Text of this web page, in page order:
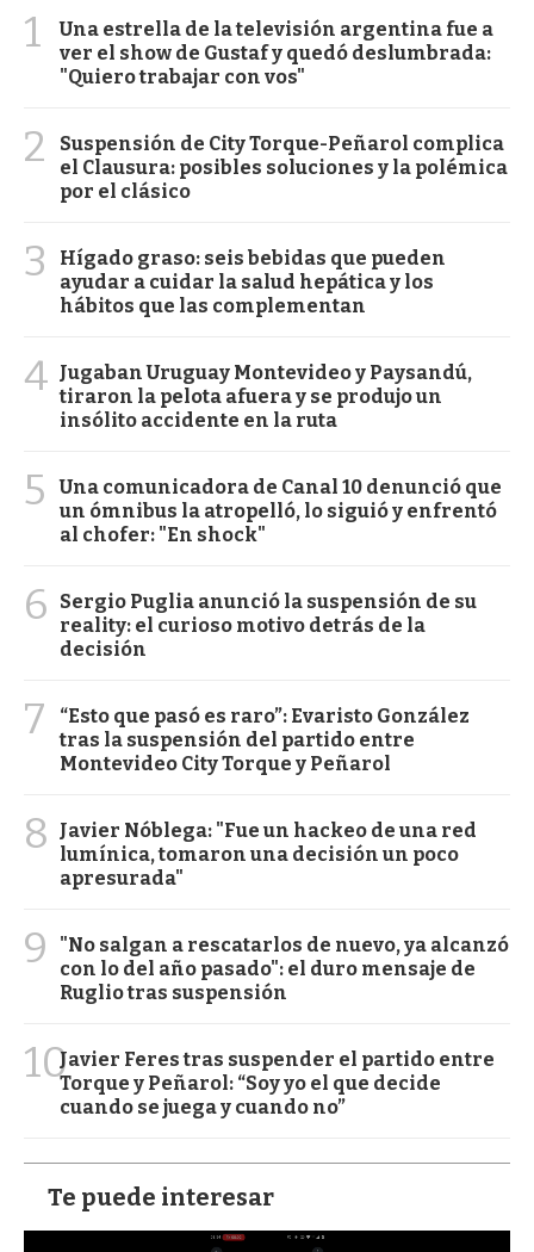
1
Una estrella de la televisión argentina fue a
ver el show de Gustaf y quedó deslumbrada:
"Quiero trabajar con vos"
2
Suspensión de City Torque-Peñarol complica
el Clausura: posibles soluciones y la polémica
por el clásico
3
Hígado graso: seis bebidas que pueden
ayudar a cuidar la salud hepática y los
hábitos que las complementan
4 Jugaban Uruguay Montevideo y Paysandú,
tiraron la pelota afuera y se produjo un
insólito accidente en la ruta
5
Una comunicadora de Canal 10 denunció que
un ómnibus la atropelló, lo siguió y enfrentó
al chofer: "En shock"
6
Sergio Puglia anunció la suspensión de su
reality: el curioso motivo detrás de la
decisión
7
“Esto que pasó es raro”: Evaristo González
tras la suspensión del partido entre
Montevideo City Torque y Peñarol
8
Javier Nóblega: "Fue un hackeo de una red
lumínica, tomaron una decisión un poco
apresurada"
9
"No salgan a rescatarlos de nuevo, ya alcanzó
con lo del año pasado": el duro mensaje de
Ruglio tras suspensión
10Javier Feres tras suspender el partido entre
Torque y Peñarol: “Soy yo el que decide
cuando se juega y cuando no”
Te puede interesar